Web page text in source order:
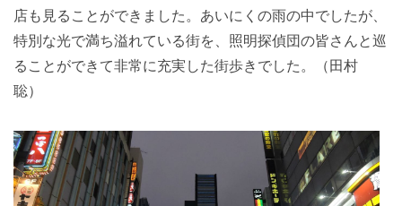
店も見ることができました。あいにくの雨の中でしたが、
特別な光で満ち溢れている街を、照明探偵団の皆さんと巡
ることができて非常に充実した街歩きでした。（田村
聡）